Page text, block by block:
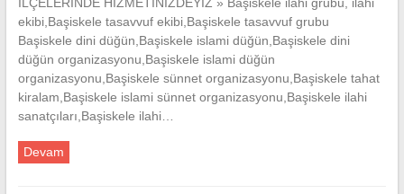
ekibi,Başiskele tasavvuf ekibi,Başiskele tasavvuf grubu
Başiskele dini düğün,Başiskele islami düğün,Başiskele dini
düğün organizasyonu,Başiskele islami düğün
organizasyonu,Başiskele sünnet organizasyonu,Başiskele tahat
kiralam,Başiskele islami sünnet organizasyonu,Başiskele ilahi
sanatçıları,Başiskele ilahi…
Devam